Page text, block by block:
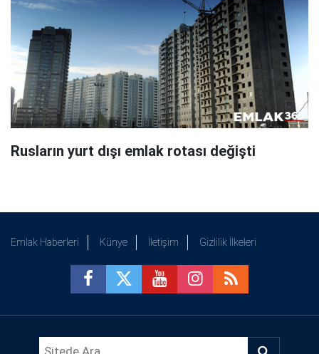
Rusların yurt dışı emlak rotası değişti
Emlak Haberleri Künye İletişim Gizlilik İlkeleri